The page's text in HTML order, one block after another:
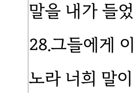
말을 내가 들
28.그들에게
노라 너희 말